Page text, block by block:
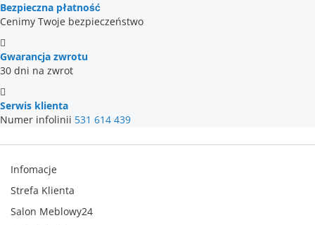
Bezpieczna płatność
Cenimy Twoje bezpieczeństwo
Gwarancja zwrotu
30 dni na zwrot
Serwis klienta
Numer infolinii 531 614 439
Infomacje
Strefa Klienta
Salon Meblowy24